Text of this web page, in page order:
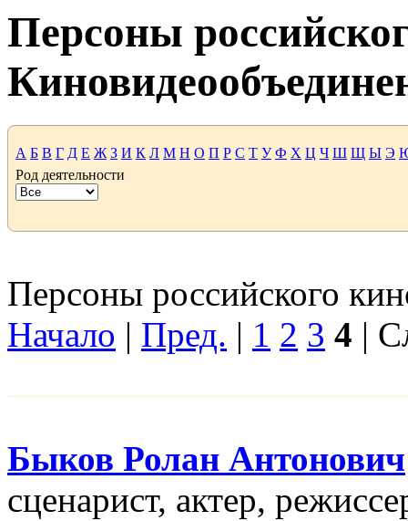
Персоны
А Б В Г Д Е Ж З И К Л М Н О П Р С Т У Ф Х Ц Ч Ш Щ Ы Э
Род деятельности
Персоны российского
Начало | Пред. | 1 2 3 4 |
Быков Ролан Антонович
сценарист, актер,